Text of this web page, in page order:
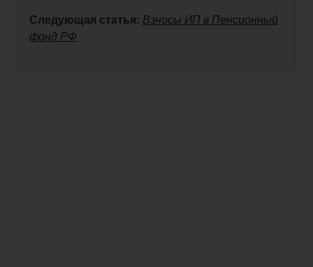
Следующая статья: Взносы ИП в Пенсионный
фонд РФ